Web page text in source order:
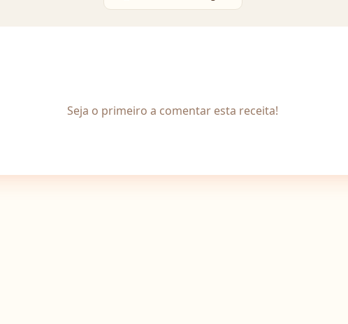
Seja o primeiro a comentar esta receita!